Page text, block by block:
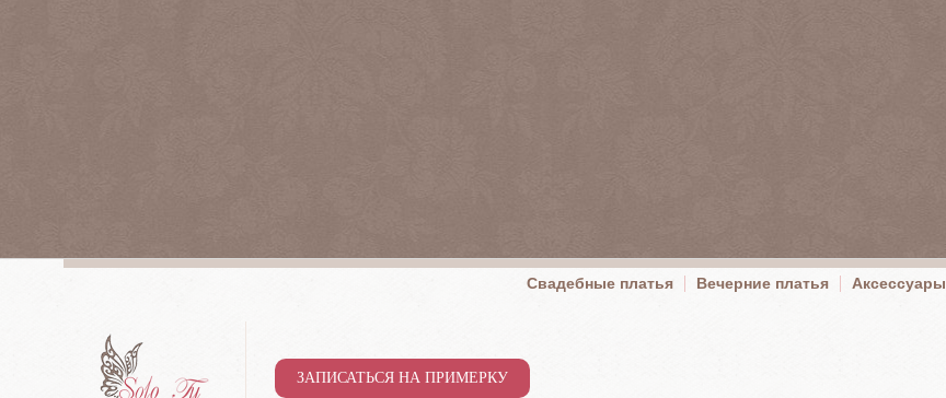
Свадебные платья Вечерние платья Аксессуары
ЗАПИСАТЬСЯ НА ПРИМЕРКУ